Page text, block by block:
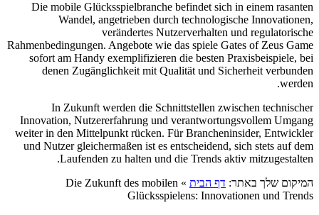
Die mobile Glücksspielbranche befindet sich in einem rasanten
Wandel, angetrieben durch technologische Innovationen,
verändertes Nutzerverhalten und regulatorische
Rahmenbedingungen. Angebote wie das spiele Gates of Zeus Game
sofort am Handy exemplifizieren die besten Praxisbeispiele, bei
denen Zugänglichkeit mit Qualität und Sicherheit verbunden
werden.
In Zukunft werden die Schnittstellen zwischen technischer
Innovation, Nutzererfahrung und verantwortungsvollem Umgang
weiter in den Mittelpunkt rücken. Für Brancheninsider, Entwickler
und Nutzer gleichermaßen ist es entscheidend, sich stets auf dem
Laufenden zu halten und die Trends aktiv mitzugestalten.
המיקום שלך באתר: דף הבית »
Die Zukunft des mobilen
Glücksspielens: Innovationen und Trends